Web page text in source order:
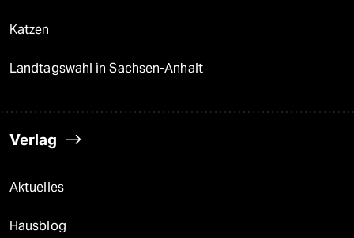
Katzen
Landtagswahl in Sachsen-Anhalt
Verlag
Aktuelles
Hausblog